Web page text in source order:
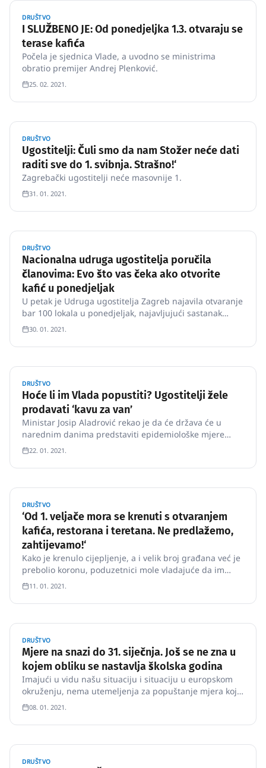
DRUŠTVO
I SLUŽBENO JE: Od ponedjeljka 1.3. otvaraju se
terase kafića
Počela je sjednica Vlade, a uvodno se ministrima
obratio premijer Andrej Plenković.
25. 02. 2021.
DRUŠTVO
Ugostitelji: Čuli smo da nam Stožer neće dati
raditi sve do 1. svibnja. Strašno!‘
Zagrebački ugostitelji neće masovnije 1.
31. 01. 2021.
DRUŠTVO
Nacionalna udruga ugostitelja poručila
članovima: Evo što vas čeka ako otvorite
kafić u ponedjeljak
U petak je Udruga ugostitelja Zagreb najavila otvaranje
bar 100 lokala u ponedjeljak, najavljujući sastanak
tijekom vikenda na kojem će se glancati detalji akcije.
30. 01. 2021.
DRUŠTVO
Hoće li im Vlada popustiti? Ugostitelji žele
prodavati ‘kavu za van’
Ministar Josip Aladrović rekao je da će država će u
narednim danima predstaviti epidemiološke mjere
nakon 1.
22. 01. 2021.
DRUŠTVO
‘Od 1. veljače mora se krenuti s otvaranjem
kafića, restorana i teretana. Ne predlažemo,
zahtijevamo!‘
Kako je krenulo cijepljenje, a i velik broj građana već je
prebolio koronu, poduzetnici mole vladajuće da im
pruže priliku za poslovanje, kaže Bujas Hoće li
ugostiteljski obrti, teretane i sportski klubovi početi s
otvaranjem od prvog veljače još uvijek je neizvjesno, no
11. 01. 2021.
DRUŠTVO
Mjere na snazi do 31. siječnja. Još se ne zna u
kojem obliku se nastavlja školska godina
Imajući u vidu našu situaciju i situaciju u europskom
okruženju, nema utemeljenja za popuštanje mjera koje
su na snazi.
08. 01. 2021.
DRUŠTVO